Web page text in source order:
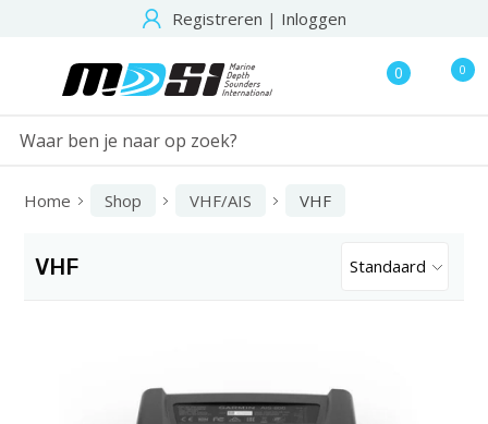
Registreren | Inloggen
0 0
Home Shop VHF/AIS VHF
VHF Standaard